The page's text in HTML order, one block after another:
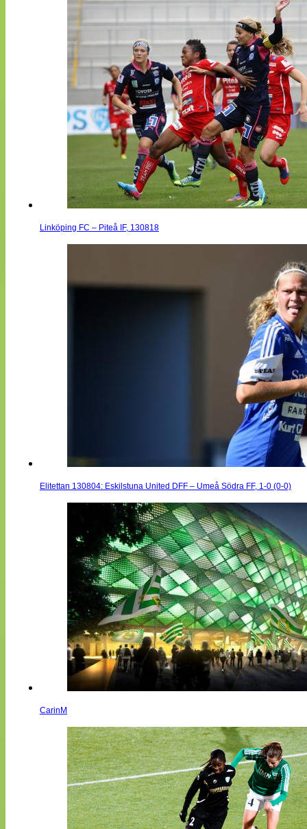
Linköping FC – Piteå IF, 130818
Elitettan 130804: Eskilstuna United DFF – Umeå Södra FF, 1-0 (0-0)
CarinM